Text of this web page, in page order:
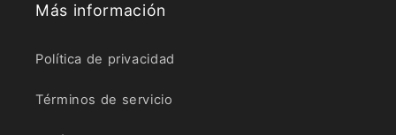
Más información
Política de privacidad
Términos de servicio